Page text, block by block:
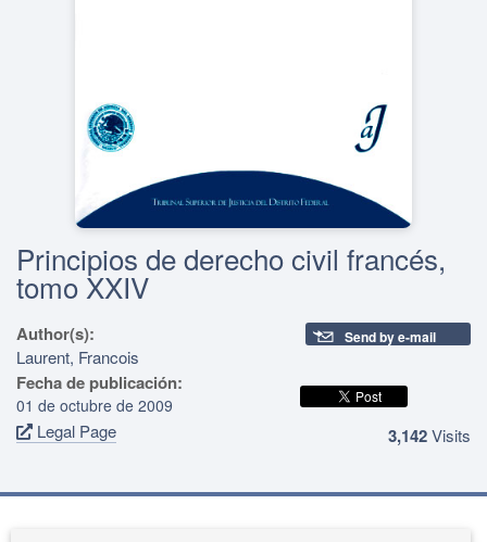
Principios de derecho civil francés,
tomo XXIV
Author(s):
Laurent, Francois
Fecha de publicación:
01 de octubre de 2009
Legal Page
Send by e-mail
3,142Visits